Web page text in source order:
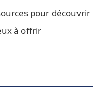
pour découvrir
à offrir